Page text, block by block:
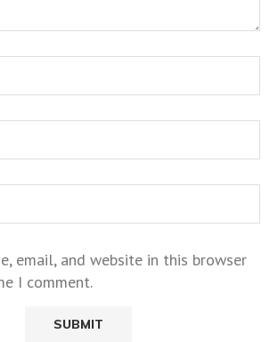
email, and website in this browser
I comment.